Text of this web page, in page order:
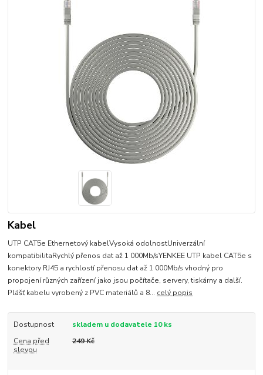
Kabel
UTP CAT5e Ethernetový kabelVysoká odolnostUniverzální
kompatibilitaRychlý přenos dat až 1 000Mb/sYENKEE UTP kabel CAT5e s
konektory RJ45 a rychlostí přenosu dat až 1 000Mb/s vhodný pro
propojení různých zařízení jako jsou počítače, servery, tiskárny a další.
Plášť kabelu vyrobený z PVC materiálů a 8... celý popis
Dostupnost
skladem u dodavatele 10 ks
Cena před
slevou
249 Kč